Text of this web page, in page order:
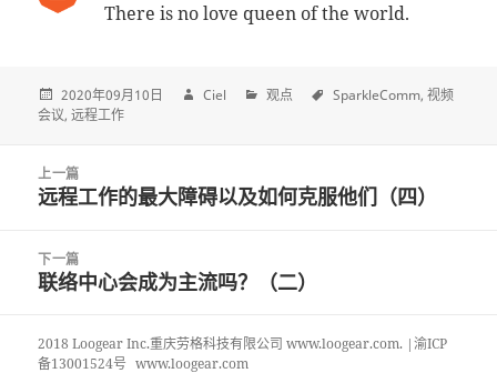
There is no love queen of the world.
2020年09月10日 Ciel 观点 SparkleComm 视频
会议 远程工作
navigation
上一篇
上
篇
文
远程工作的最大障碍以及如何克服他们（四）
下一篇
下
篇
文
联络中心会成为主流吗？（二）
2018 Loogear Inc.重庆劳格科技有限公司 www.loogear.com. |渝ICP
备13001524号 www.loogear.com